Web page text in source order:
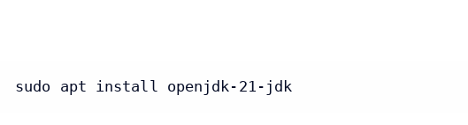
sudo apt install openjdk-21-jdk